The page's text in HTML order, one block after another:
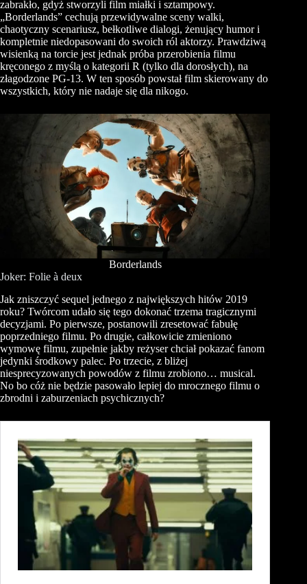
zabrakło, gdyż stworzyli film miałki i sztampowy.
„Borderlands” cechują przewidywalne sceny walki,
chaotyczny scenariusz, bełkotliwe dialogi, żenujący humor i
kompletnie niedopasowani do swoich ról aktorzy. Prawdziwą
wisienką na torcie jest jednak próba przerobienia filmu
kręconego z myślą o kategorii R (tylko dla dorosłych), na
złagodzone PG-13. W ten sposób powstał film skierowany do
wszystkich, który nie nadaje się dla nikogo.
Borderlands
Joker: Folie à deux
Jak zniszczyć sequel jednego z największych hitów 2019
roku? Twórcom udało się tego dokonać trzema tragicznymi
decyzjami. Po pierwsze, postanowili zresetować fabułę
poprzedniego filmu. Po drugie, całkowicie zmieniono
wymowę filmu, zupełnie jakby reżyser chciał pokazać fanom
jedynki środkowy palec. Po trzecie, z bliżej
niesprecyzowanych powodów z filmu zrobiono… musical.
No bo cóż nie będzie pasowało lepiej do mrocznego filmu o
zbrodni i zaburzeniach psychicznych?